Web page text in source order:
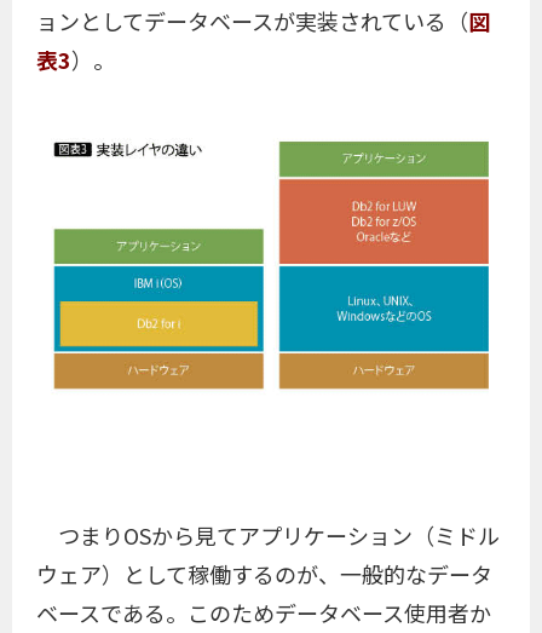
ョンとしてデータベースが実装されている（図
表3）。
つまりOSから見てアプリケーション（ミドル
ウェア）として稼働するのが、一般的なデータ
ベースである。このためデータベース使用者か